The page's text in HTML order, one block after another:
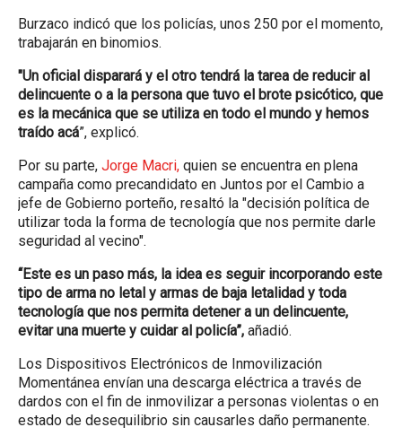
Burzaco indicó que los policías, unos 250 por el momento,
trabajarán en binomios.
"Un oficial disparará y el otro tendrá la tarea de reducir al
delincuente o a la persona que tuvo el brote psicótico, que
es la mecánica que se utiliza en todo el mundo y hemos
traído acá”, explicó.
Por su parte, Jorge Macri, quien se encuentra en plena
campaña como precandidato en Juntos por el Cambio a
jefe de Gobierno porteño, resaltó la "decisión política de
utilizar toda la forma de tecnología que nos permite darle
seguridad al vecino".
“Este es un paso más, la idea es seguir incorporando este
tipo de arma no letal y armas de baja letalidad y toda
tecnología que nos permita detener a un delincuente,
evitar una muerte y cuidar al policía”, añadió.
Los Dispositivos Electrónicos de Inmovilización
Momentánea envían una descarga eléctrica a través de
dardos con el fin de inmovilizar a personas violentas o en
estado de desequilibrio sin causarles daño permanente.